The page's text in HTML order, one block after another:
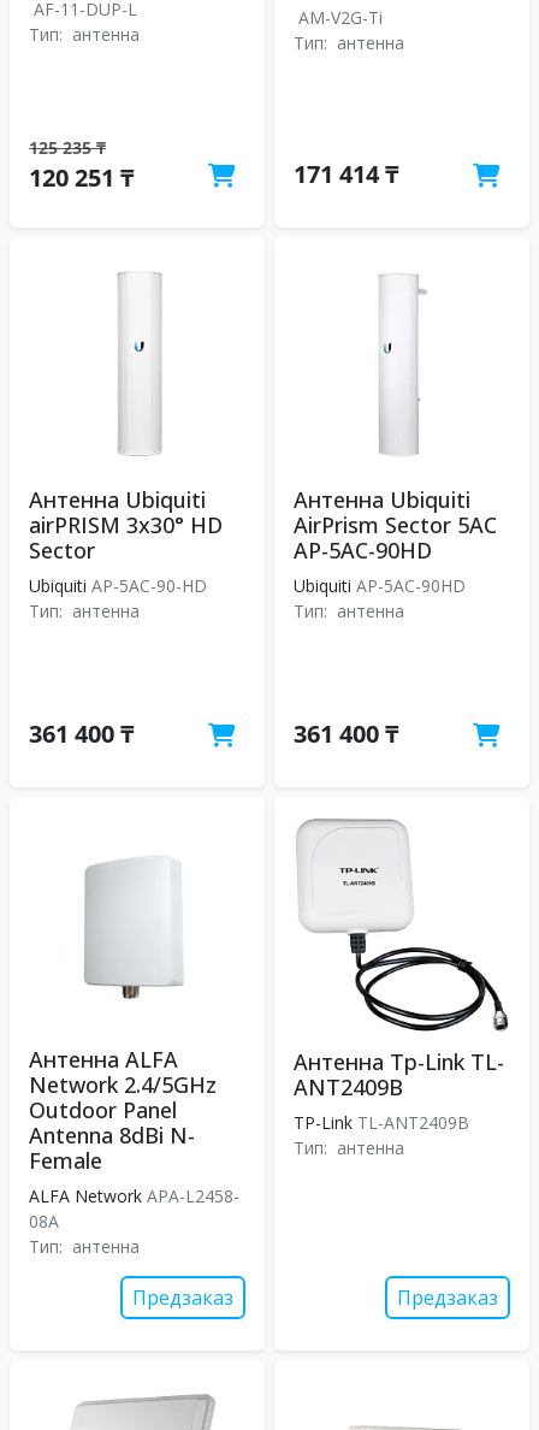
AF-11-DUP-L
Тип: антенна
125 235 ₸
120 251 ₸
AM-V2G-Ti
Тип: антенна
171 414 ₸
Антенна Ubiquiti
airPRISM 3x30° HD
Sector
Ubiquiti AP-5AC-90-HD
Тип: антенна
361 400 ₸
Антенна Ubiquiti
AirPrism Sector 5AC
AP-5AC-90HD
Ubiquiti AP-5AC-90HD
Тип: антенна
361 400 ₸
Антенна ALFA
Network 2.4/5GHz
Outdoor Panel
Antenna 8dBi N-
Female
ALFA Network APA-L2458-
08A
Тип: антенна
Предзаказ
Антенна Tp-Link TL-
ANT2409B
TP-Link TL-ANT2409B
Тип: антенна
Предзаказ